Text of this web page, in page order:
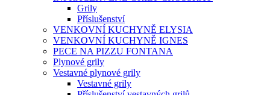
Grily
Příslušenství
VENKOVNÍ KUCHYNĚ ELYSIA
VENKOVNÍ KUCHYNĚ IGNES
PECE NA PIZZU FONTANA
Plynové grily
Vestavné plynové grily
Vestavné grily